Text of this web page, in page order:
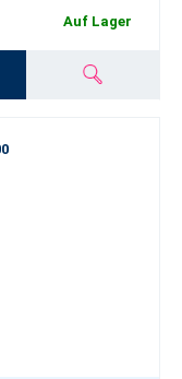
Auf Lager